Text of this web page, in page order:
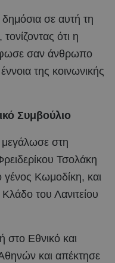
δημόσια σε αυτή τη
ότι η
σαν άνθρωπο
της κοινωνικής
Συμβούλιο
στη
Τσολάκη
γένος Κωμοδίκη, και
του Λανιτείου
στο Εθνικό και
και απέκτησε